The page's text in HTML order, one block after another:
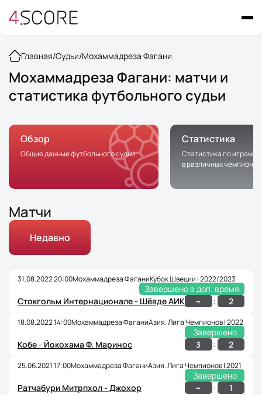
Главная/Судьи/Мохаммадреза Фагани
Мохаммадреза Фагани: матчи и
статистика футбольного судьи
Обзор
Общие данные футбольного судьи
Статистика
Статистика по играм с
в различных
Матчи
Недавно
31.08.2022 20:00Мохаммадреза ФаганиКубок Швеции | 2022/2023
Завершено в доп. время
Стокгольм Интернационале - Шёвде АИК
~ : 2
18.08.2022 14:00Мохаммадреза ФаганиАзия. Лига Чемпионов | 2022
Завершено
Кобе - Йокохама Ф. Маринос
3 : 2
25.06.2021 17:00Мохаммадреза ФаганиАзия. Лига Чемпионов | 2021
Завершено
Ратчабури Митрпхол - Джохор
~ : 1